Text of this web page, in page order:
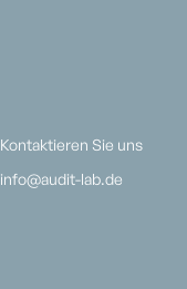
Kontaktieren Sie uns
info@audit-lab.de